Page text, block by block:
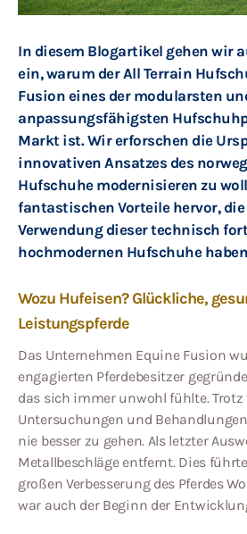
In diesem Blogartikel gehen wir
ein, warum der All Terrain
Fusion eines der modularsten
anpassungsfähigsten
Markt ist. Wir erforschen die
innovativen Ansatzes des
Hufschuhe modernisieren zu
fantastischen Vorteile hervor,
Verwendung dieser technisch
hochmodernen Hufschuhe
Wozu Hufeisen? Glückliche,
Leistungspferde
Das Unternehmen Equine Fusion
engagierten Pferdebesitzer
das sich immer unwohl fühlte.
Untersuchungen und
nie besser zu gehen. Als letzter
Metallbeschläge entfernt. Dies
großen Verbesserung des Pferdes
war auch der Beginn der